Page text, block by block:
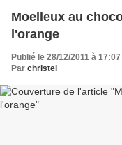
Moelleux au
l'orange
Publié le 28/12/2011 à 17:07
Par christel